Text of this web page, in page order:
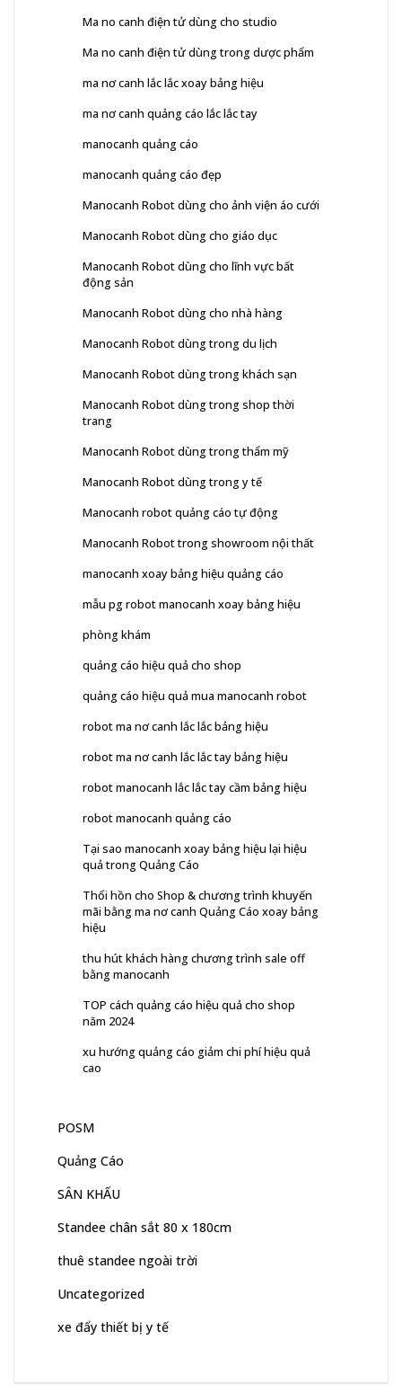
Ma no canh điện tử dùng cho studio
Ma no canh điện tử dùng trong dược phẩm
ma nơ canh lắc lắc xoay bảng hiệu
ma nơ canh quảng cáo lắc lắc tay
manocanh quảng cáo
manocanh quảng cáo đẹp
Manocanh Robot dùng cho ảnh viện áo cưới
Manocanh Robot dùng cho giáo dục
Manocanh Robot dùng cho lĩnh vực bất
động sản
Manocanh Robot dùng cho nhà hàng
Manocanh Robot dùng trong du lịch
Manocanh Robot dùng trong khách sạn
Manocanh Robot dùng trong shop thời
trang
Manocanh Robot dùng trong thẩm mỹ
Manocanh Robot dùng trong y tế
Manocanh robot quảng cáo tự động
Manocanh Robot trong showroom nội thất
manocanh xoay bảng hiệu quảng cáo
mẫu pg robot manocanh xoay bảng hiệu
phòng khám
quảng cáo hiệu quả cho shop
quảng cáo hiệu quả mua manocanh robot
robot ma nơ canh lắc lắc bảng hiệu
robot ma nơ canh lắc lắc tay bảng hiệu
robot manocanh lắc lắc tay cầm bảng hiệu
robot manocanh quảng cáo
Tại sao manocanh xoay bảng hiệu lại hiệu
quả trong Quảng Cáo
Thổi hồn cho Shop & chương trình khuyến
mãi bằng ma nơ canh Quảng Cáo xoay bảng
hiệu
thu hút khách hàng chương trình sale off
bằng manocanh
TOP cách quảng cáo hiệu quả cho shop
năm 2024
xu hướng quảng cáo giảm chi phí hiệu quả
cao
POSM
Quảng Cáo
SÂN KHẤU
Standee chân sắt 80 x 180cm
thuê standee ngoài trời
Uncategorized
xe đẩy thiết bị y tế